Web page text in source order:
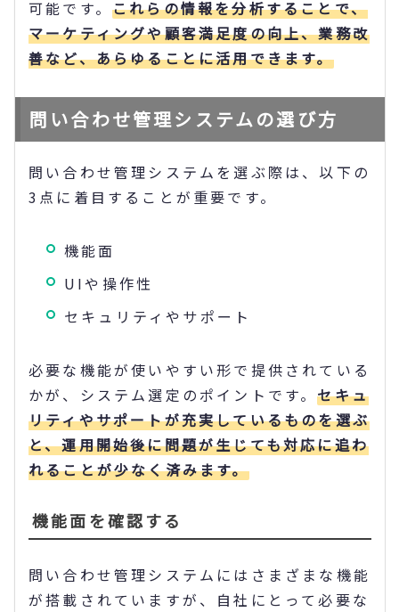
可能です。 これらの情報を分析することで、
マーケティングや顧客満足度の向上、業務改
善など、あらゆることに活用できます。
問い合わせ管理システムの選び方
問い合わせ管理システムを選ぶ際は、以下の
3点に着目することが重要です。
機能面
UIや操作性
セキュリティやサポート
必要な機能が使いやすい形で提供されている
かが、システム選定のポイントです。セキュ
リティやサポートが充実しているものを選ぶ
と、運用開始後に問題が生じても対応に追わ
れることが少なく済みます。
機能面を確認する
問い合わせ管理システムにはさまざまな機能
が搭載されていますが、自社にとって必要な